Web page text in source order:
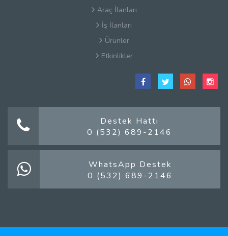
Araç İlanları
İş İlanları
Ürünler
Etkinlikler
Çerez Politikaları
Satış Sözleşmesi
Kullanım Koşulları
Güvenlik
Gizlilik Sözleşmesi
Firma Rehberi Nedir?
İletişim
Destek Hattı
0 (532) 689-2146
WhatsApp Destek
0 (532) 689-2146